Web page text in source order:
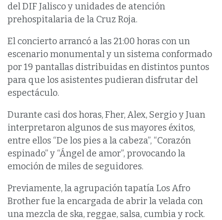
del DIF Jalisco y unidades de atención
prehospitalaria de la Cruz Roja.
El concierto arrancó a las 21:00 horas con un
escenario monumental y un sistema conformado
por 19 pantallas distribuidas en distintos puntos
para que los asistentes pudieran disfrutar del
espectáculo.
Durante casi dos horas, Fher, Alex, Sergio y Juan
interpretaron algunos de sus mayores éxitos,
entre ellos “De los pies a la cabeza”, “Corazón
espinado” y “Ángel de amor”, provocando la
emoción de miles de seguidores.
Previamente, la agrupación tapatía Los Afro
Brother fue la encargada de abrir la velada con
una mezcla de ska, reggae, salsa, cumbia y rock.